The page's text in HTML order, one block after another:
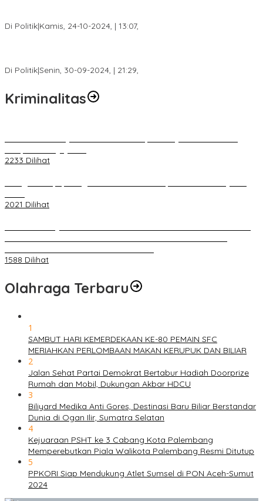
Di Politik|Kamis, 24-10-2024, | 13:07,
Di Politik|Senin, 30-09-2024, | 21:29,
Kriminalitas
2233 Dilihat
2021 Dilihat
1588 Dilihat
Olahraga Terbaru
1
SAMBUT HARI KEMERDEKAAN KE-80 PEMAIN SFC
MERIAHKAN PERLOMBAAN MAKAN KERUPUK DAN BILIAR
2
Jalan Sehat Partai Demokrat Bertabur Hadiah Doorprize
Rumah dan Mobil, Dukungan Akbar HDCU
3
Biliyard Medika Anti Gores, Destinasi Baru Biliar Berstandar
Dunia di Ogan Ilir, Sumatra Selatan
4
Kejuaraan PSHT ke 3 Cabang Kota Palembang
Memperebutkan Piala Walikota Palembang Resmi Ditutup
5
PPKORI Siap Mendukung Atlet Sumsel di PON Aceh-Sumut
2024